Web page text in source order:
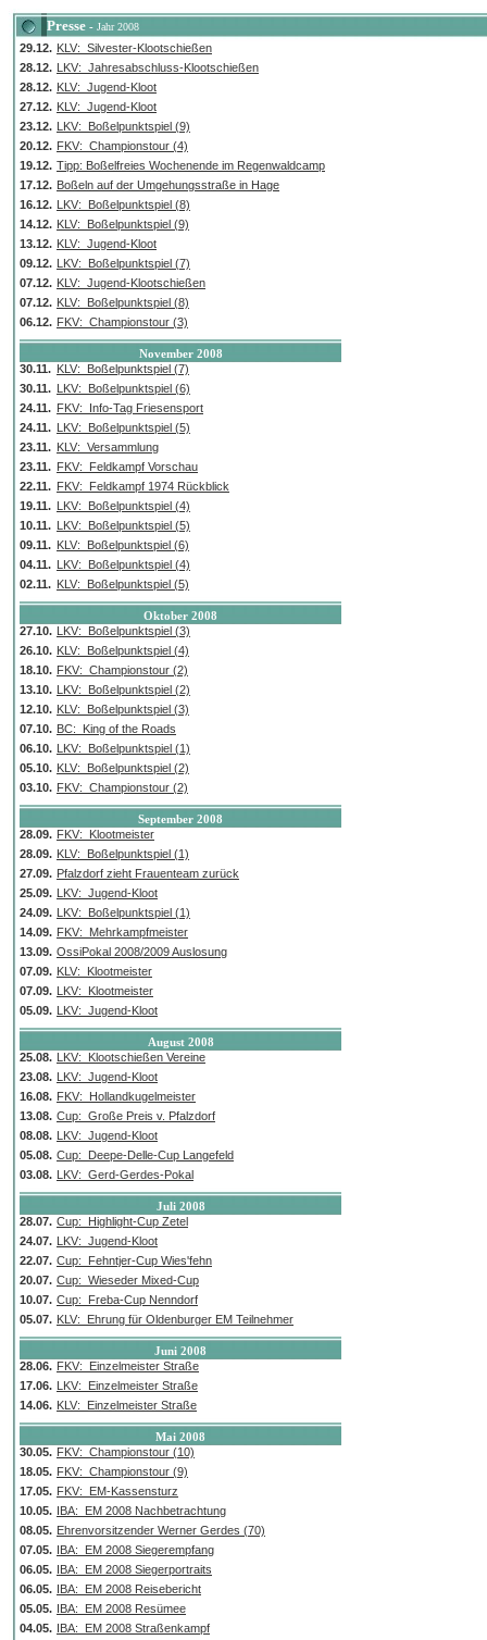
Presse - Jahr 2008
29.12. KLV: Silvester-Klootschießen
28.12. LKV: Jahresabschluss-Klootschießen
28.12. KLV: Jugend-Kloot
27.12. KLV: Jugend-Kloot
23.12. LKV: Boßelpunktspiel (9)
20.12. FKV: Championstour (4)
19.12. Tipp: Boßelfreies Wochenende im Regenwaldcamp
17.12. Boßeln auf der Umgehungsstraße in Hage
16.12. LKV: Boßelpunktspiel (8)
14.12. KLV: Boßelpunktspiel (9)
13.12. KLV: Jugend-Kloot
09.12. LKV: Boßelpunktspiel (7)
07.12. KLV: Jugend-Klootschießen
07.12. KLV: Boßelpunktspiel (8)
06.12. FKV: Championstour (3)
November 2008
30.11. KLV: Boßelpunktspiel (7)
30.11. LKV: Boßelpunktspiel (6)
24.11. FKV: Info-Tag Friesensport
24.11. LKV: Boßelpunktspiel (5)
23.11. KLV: Versammlung
23.11. FKV: Feldkampf Vorschau
22.11. FKV: Feldkampf 1974 Rückblick
19.11. LKV: Boßelpunktspiel (4)
10.11. LKV: Boßelpunktspiel (5)
09.11. KLV: Boßelpunktspiel (6)
04.11. LKV: Boßelpunktspiel (4)
02.11. KLV: Boßelpunktspiel (5)
Oktober 2008
27.10. LKV: Boßelpunktspiel (3)
26.10. KLV: Boßelpunktspiel (4)
18.10. FKV: Championstour (2)
13.10. LKV: Boßelpunktspiel (2)
12.10. KLV: Boßelpunktspiel (3)
07.10. BC: King of the Roads
06.10. LKV: Boßelpunktspiel (1)
05.10. KLV: Boßelpunktspiel (2)
03.10. FKV: Championstour (2)
September 2008
28.09. FKV: Klootmeister
28.09. KLV: Boßelpunktspiel (1)
27.09. Pfalzdorf zieht Frauenteam zurück
25.09. LKV: Jugend-Kloot
24.09. LKV: Boßelpunktspiel (1)
14.09. FKV: Mehrkampfmeister
13.09. OssiPokal 2008/2009 Auslosung
07.09. KLV: Klootmeister
07.09. LKV: Klootmeister
05.09. LKV: Jugend-Kloot
August 2008
25.08. LKV: Klootschießen Vereine
23.08. LKV: Jugend-Kloot
16.08. FKV: Hollandkugelmeister
13.08. Cup: Große Preis v. Pfalzdorf
08.08. LKV: Jugend-Kloot
05.08. Cup: Deepe-Delle-Cup Langefeld
03.08. LKV: Gerd-Gerdes-Pokal
Juli 2008
28.07. Cup: Highlight-Cup Zetel
24.07. LKV: Jugend-Kloot
22.07. Cup: Fehntjer-Cup Wies'fehn
20.07. Cup: Wieseder Mixed-Cup
10.07. Cup: Freba-Cup Nenndorf
05.07. KLV: Ehrung für Oldenburger EM Teilnehmer
Juni 2008
28.06. FKV: Einzelmeister Straße
17.06. LKV: Einzelmeister Straße
14.06. KLV: Einzelmeister Straße
Mai 2008
30.05. FKV: Championstour (10)
18.05. FKV: Championstour (9)
17.05. FKV: EM-Kassensturz
10.05. IBA: EM 2008 Nachbetrachtung
08.05. Ehrenvorsitzender Werner Gerdes (70)
07.05. IBA: EM 2008 Siegerempfang
06.05. IBA: EM 2008 Siegerportraits
06.05. IBA: EM 2008 Reisebericht
05.05. IBA: EM 2008 Resümee
04.05. IBA: EM 2008 Straßenkampf